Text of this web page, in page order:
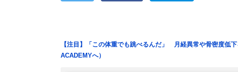
【注目】「この体重でも跳べるんだ」 月経異常や骨密度低
ACADEMYへ）